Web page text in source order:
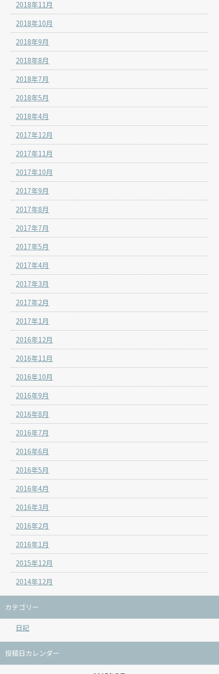
2018年11月
2018年10月
2018年9月
2018年8月
2018年7月
2018年5月
2018年4月
2017年12月
2017年11月
2017年10月
2017年9月
2017年8月
2017年7月
2017年5月
2017年4月
2017年3月
2017年2月
2017年1月
2016年12月
2016年11月
2016年10月
2016年9月
2016年8月
2016年7月
2016年6月
2016年5月
2016年4月
2016年3月
2016年2月
2016年1月
2015年12月
2014年12月
カテゴリー
日記
投稿日カレンダー